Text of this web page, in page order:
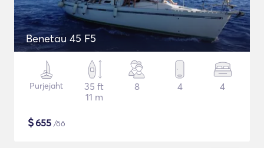
Benetau 45 F5
Purjejaht
35 ft
11 m
8 4 4
$655 /öö